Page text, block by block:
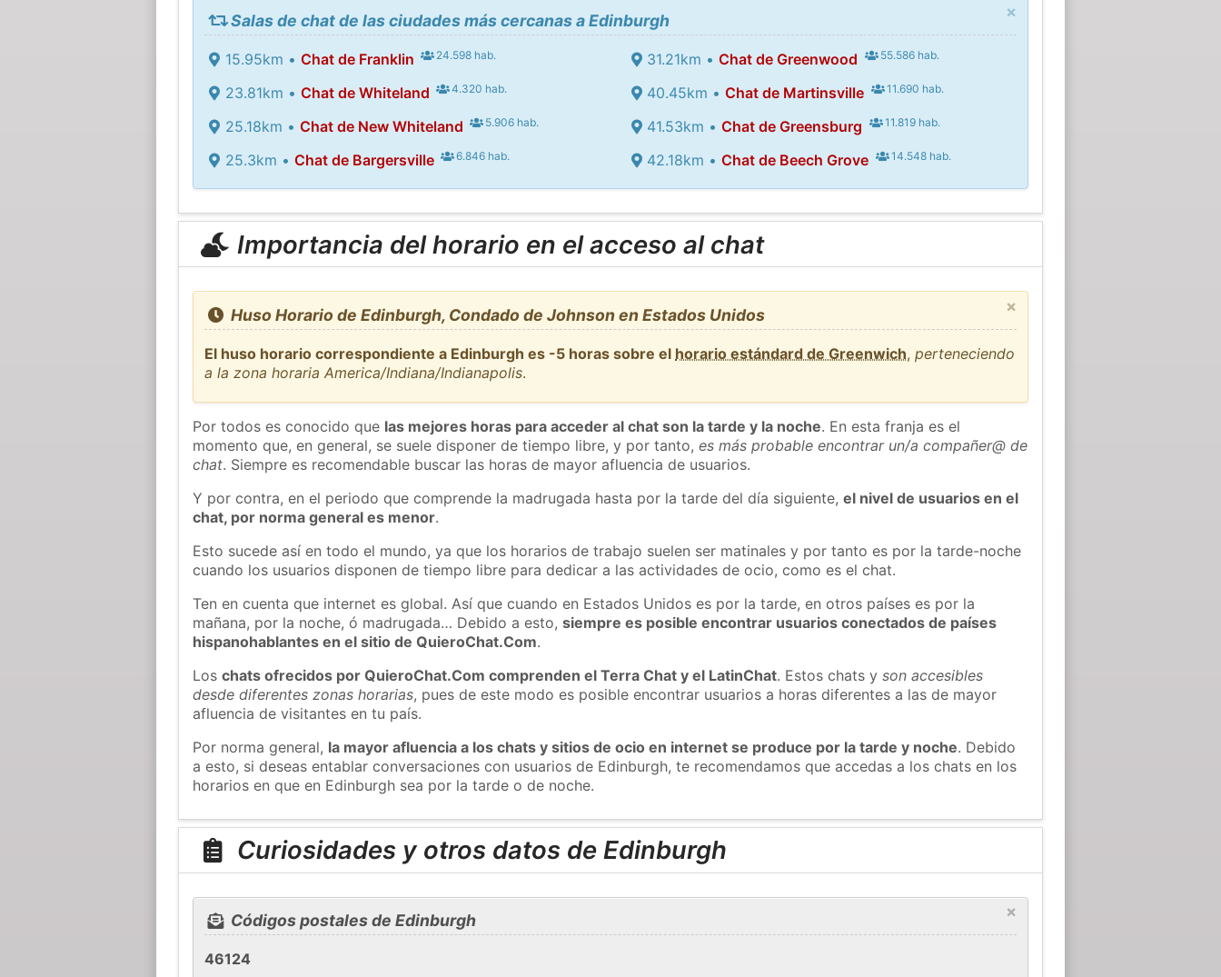
×
Salas de chat de las ciudades más cercanas a Edinburgh
15.95km • Chat de Franklin 24.598 hab.
23.81km • Chat de Whiteland 4.320 hab.
25.18km • Chat de New Whiteland 5.906 hab.
25.3km • Chat de Bargersville 6.846 hab.
31.21km •Chat de Greenwood 55.586 hab.
40.45km •Chat de Martinsville 11.690 hab.
41.53km •Chat de Greensburg 11.819 hab.
42.18km •Chat de Beech Grove 14.548 hab.
Importancia del horario en el acceso al chat
×
Huso Horario de Edinburgh, Condado de Johnson en Estados Unidos
El huso horario correspondiente a Edinburgh es -5 horas sobre el horario estándard de Greenwich,perteneciendo
a la zona horaria America/Indiana/Indianapolis.
Por todos es conocido que las mejores horas para acceder al chat son la tarde y la noche. En esta franja es el
momento que, en general, se suele disponer de tiempo libre, y por tanto,es más probable encontrar un/a compañer@ de
chat. Siempre es recomendable buscar las horas de mayor afluencia de usuarios.
Y por contra, en el periodo que comprende la madrugada hasta por la tarde del día siguiente,el nivel de usuarios en el
chat, por norma general es menor.
Esto sucede así en todo el mundo, ya que los horarios de trabajo suelen ser matinales y por tanto es por la tarde-noche
cuando los usuarios disponen de tiempo libre para dedicar a las actividades de ocio, como es el chat.
Ten en cuenta que internet es global. Así que cuando en Estados Unidos es por la tarde, en otros países es por la
mañana, por la noche, ó madrugada… Debido a esto,siempre es posible encontrar usuarios conectados de países
hispanohablantes en el sitio de QuieroChat.Com.
Loschats ofrecidos por QuieroChat.Com comprenden el Terra Chat y el LatinChat. Estos chats yson accesibles
desde diferentes zonas horarias, pues de este modo es posible encontrar usuarios a horas diferentes a las de mayor
afluencia de visitantes en tu país.
Por norma general, la mayor afluencia a los chats y sitios de ocio en internet se produce por la tarde y noche. Debido
a esto, si deseas entablar conversaciones con usuarios de Edinburgh, te recomendamos que accedas a los chats en los
horarios en que en Edinburgh sea por la tarde o de noche.
Curiosidades y otros datos de Edinburgh
×
Códigos postales de Edinburgh
46124